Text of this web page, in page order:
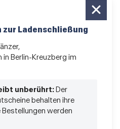
Ladenschließung
in Berlin-Kreuzberg im
unberührt: Der
behalten ihre
werden